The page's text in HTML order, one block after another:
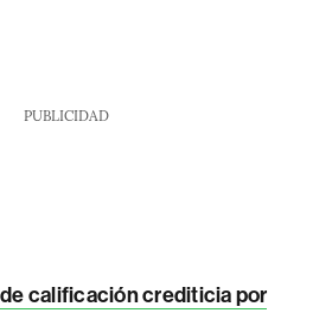
PUBLICIDAD
calificación crediticia por